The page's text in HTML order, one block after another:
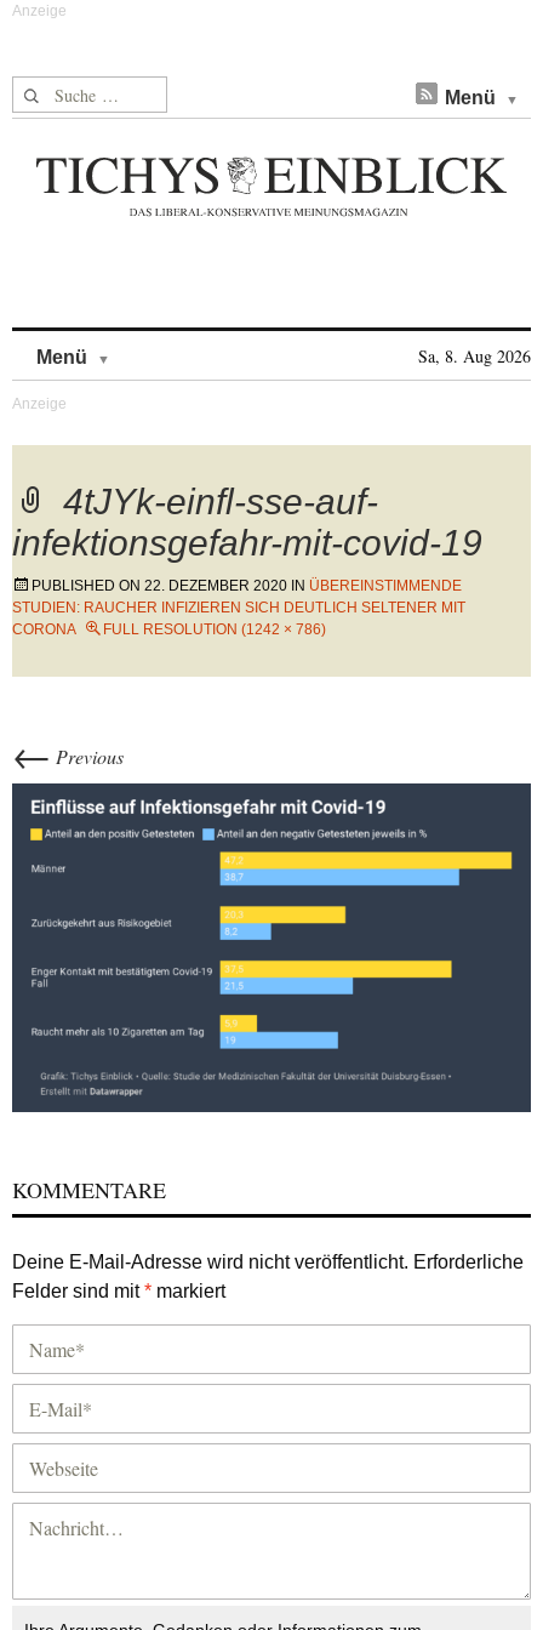
Suche nach: Menü
Menü Sa, 8. Aug 2026
4tJYk-einfl-sse-auf-
infektionsgefahr-mit-covid-19
PUBLISHED ON 22. DEZEMBER 2020 IN ÜBEREINSTIMMENDE
STUDIEN: RAUCHER INFIZIEREN SICH DEUTLICH SELTENER MIT
CORONA
FULL RESOLUTION (1242 × 786)
← Previous
KOMMENTARE
Deine E-Mail-Adresse wird nicht veröffentlicht. Erforderliche
Felder sind mit* markiert